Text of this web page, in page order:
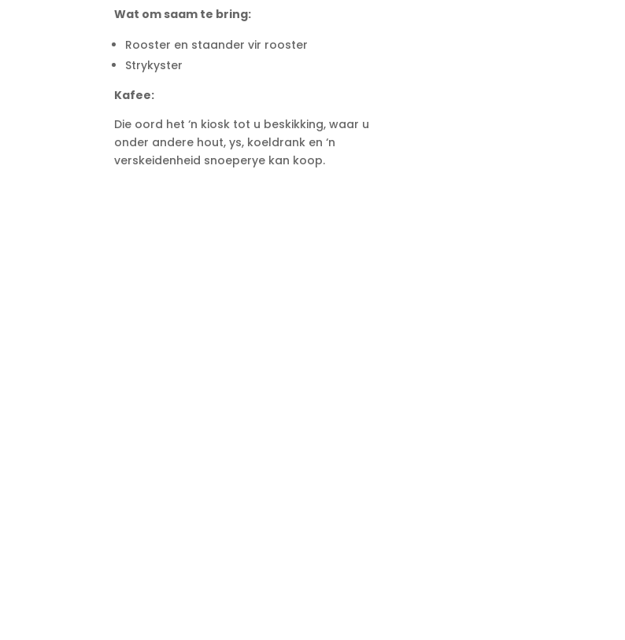
Wat om saam te bring:
Rooster en staander vir rooster
Strykyster
Kafee:
Die oord het ‘n kiosk tot u beskikking, waar u
onder andere hout, ys, koeldrank en ‘n
verskeidenheid snoeperye kan koop.